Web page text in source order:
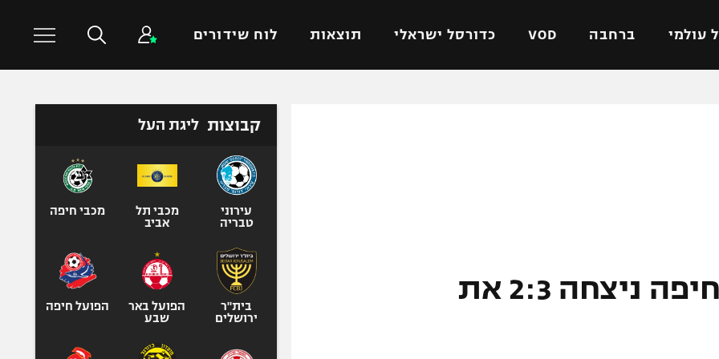
עולמי ברחבה VOD כדורסל ישראלי תוצאות לוח שידורים
ליגה צרפתית
דני אבדיה
כדורסל עולמי ענפים נוספים
כדוריד
שחייה
אגרוף
ספורט אולימפי
היאבקות WWE
בלי הגנות: הפועל חיפה ניצחה 2:3 את
קבוצות ליגת העל
עירוני
טבריה
מכבי תל
אביב
מכבי חיפה
בית"ר
ירושלים
הפועל באר
שבע
הפועל חיפה